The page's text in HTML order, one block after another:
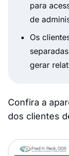
para
de
Os
gerar
Confira a
dos clientes